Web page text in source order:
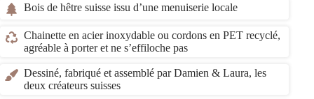
Bois de hêtre suisse issu d’une menuiserie locale
Chainette en acier inoxydable ou cordons en PET recyclé,
agréable à porter et ne s’effiloche pas
Dessiné, fabriqué et assemblé par Damien & Laura, les
deux créateurs suisses